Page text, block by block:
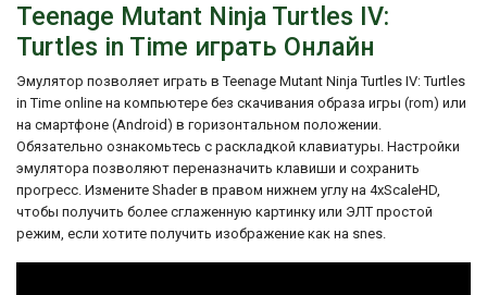
Turtles in Time продемонстрировали
возможности SNES с помощью красочных
визуальных эффектов, детализированных
спрайтов и запоминающегося саундтрека.
В нем также были представлены новые
элементы игрового процесса, такие как
возможность выбрасывать врагов на
экран и сюжетная линия с путешествием
во времени.
В целом, Teenage Mutant Ninja Turtles IV:
Черепашки во времени - любимая
Teenage Mutant Ninja Turtles IV:
Turtles in Time играть Онлайн
Эмулятор позволяет играть в Teenage Mutant Ninja Turtles IV: Turtles
in Time online на компьютере без скачивания образа игры (rom) или
на смартфоне (Android) в горизонтальном положении.
Обязательно ознакомьтесь с раскладкой клавиатуры. Настройки
эмулятора позволяют переназначить клавиши и сохранить
прогресс. Измените Shader в правом нижнем углу на 4xScaleHD,
чтобы получить более сглаженную картинку или ЭЛТ простой
режим, если хотите получить изображение как на snes.